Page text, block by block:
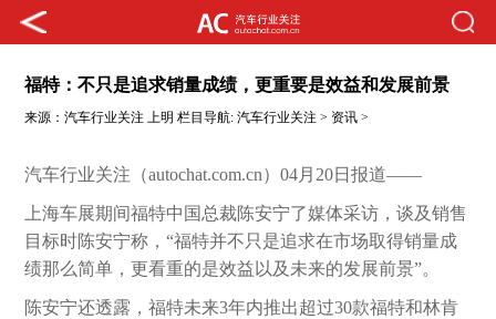
福特：不只是追求销量成绩，更重要是效益和发展前景
来源：汽车行业关注 上明 栏目导航:汽车行业关注 > 资讯 >
汽车行业关注（autochat.com.cn）04月20日报道——
上海车展期间福特中国总裁陈安宁了媒体采访，谈及销售
目标时陈安宁称，“福特并不只是追求在市场取得销量成
绩那么简单，更看重的是效益以及未来的发展前景”。
陈安宁还透露，福特未来3年内推出超过30款福特和林肯